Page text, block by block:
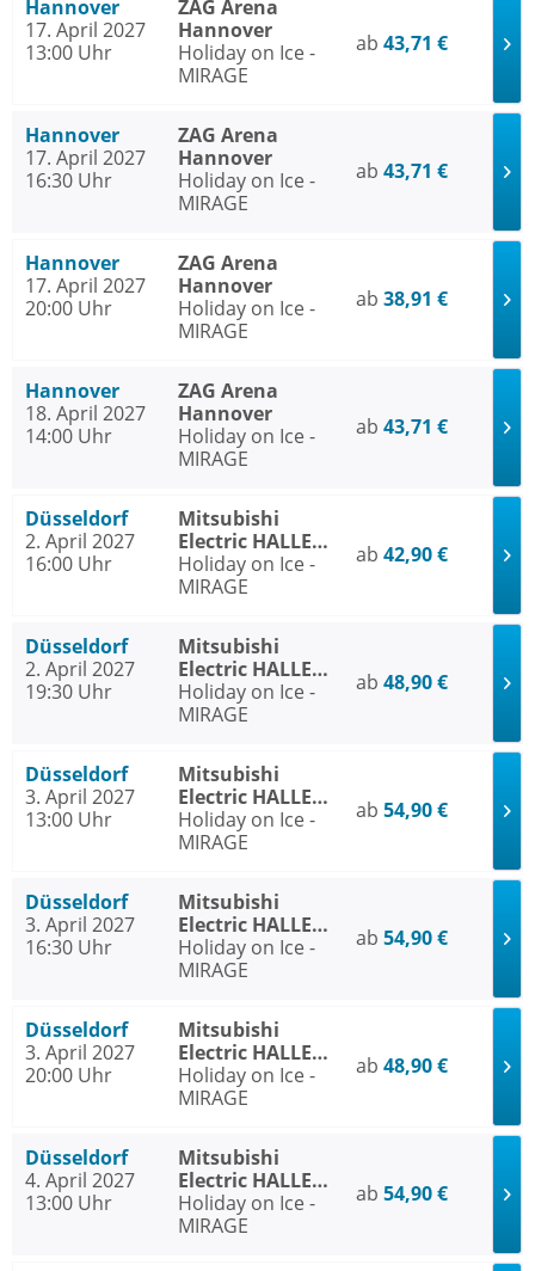
Hannover
17. April 2027
13:00 Uhr
ZAG Arena
Hannover
Holiday on Ice -
MIRAGE
ab 43,71 €
Hannover
17. April 2027
16:30 Uhr
ZAG Arena
Hannover
Holiday on Ice -
MIRAGE
ab 43,71 €
Hannover
17. April 2027
20:00 Uhr
ZAG Arena
Hannover
Holiday on Ice -
MIRAGE
ab 38,91 €
Hannover
18. April 2027
14:00 Uhr
ZAG Arena
Hannover
Holiday on Ice -
MIRAGE
ab 43,71 €
Düsseldorf
2. April 2027
16:00 Uhr
Mitsubishi
Electric HALLE
Düsseldorf
Holiday on Ice -
MIRAGE
ab 42,90 €
Düsseldorf
2. April 2027
19:30 Uhr
Mitsubishi
Electric HALLE
Düsseldorf
Holiday on Ice -
MIRAGE
ab 48,90 €
Düsseldorf
3. April 2027
13:00 Uhr
Mitsubishi
Electric HALLE
Düsseldorf
Holiday on Ice -
MIRAGE
ab 54,90 €
Düsseldorf
3. April 2027
16:30 Uhr
Mitsubishi
Electric HALLE
Düsseldorf
Holiday on Ice -
MIRAGE
ab 54,90 €
Düsseldorf
3. April 2027
20:00 Uhr
Mitsubishi
Electric HALLE
Düsseldorf
Holiday on Ice -
MIRAGE
ab 48,90 €
Düsseldorf
4. April 2027
13:00 Uhr
Mitsubishi
Electric HALLE
Düsseldorf
Holiday on Ice -
MIRAGE
ab 54,90 €